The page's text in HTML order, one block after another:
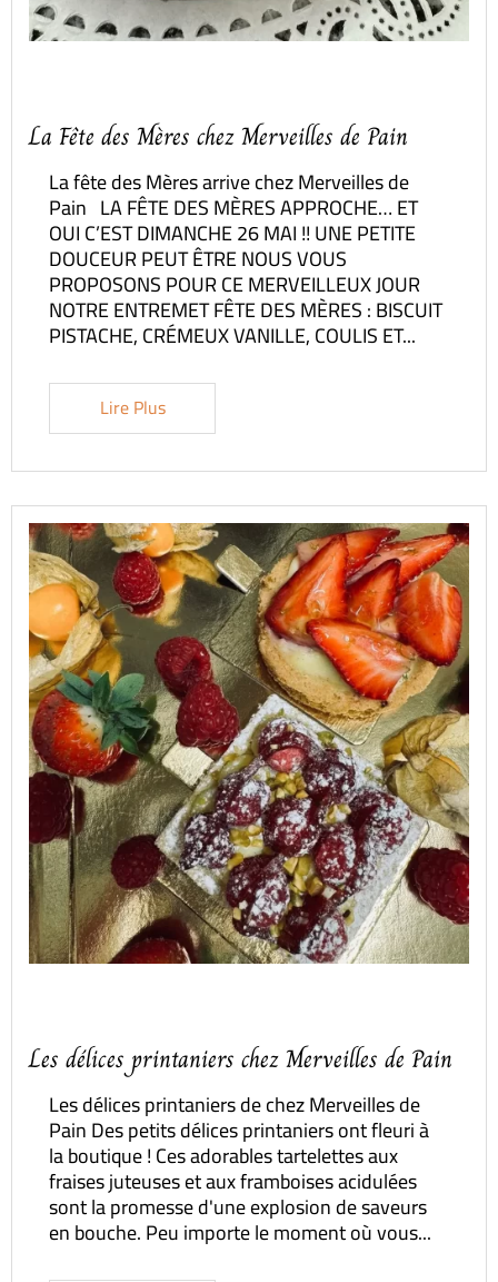
La Fête des Mères chez Merveilles de Pain
La fête des Mères arrive chez Merveilles de
Pain LA FÊTE DES MÈRES APPROCHE… ET
OUI C’EST DIMANCHE 26 MAI !! UNE PETITE
DOUCEUR PEUT ÊTRE NOUS VOUS
PROPOSONS POUR CE MERVEILLEUX JOUR
NOTRE ENTREMET FÊTE DES MÈRES : BISCUIT
PISTACHE, CRÉMEUX VANILLE, COULIS ET...
Lire Plus
Les délices printaniers chez Merveilles de Pain
Les délices printaniers de chez Merveilles de
Pain Des petits délices printaniers ont fleuri à
la boutique ! Ces adorables tartelettes aux
fraises juteuses et aux framboises acidulées
sont la promesse d'une explosion de saveurs
en bouche. Peu importe le moment où vous...